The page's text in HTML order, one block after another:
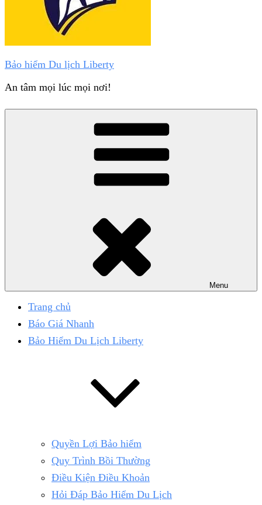
Bảo hiểm Du lịch Liberty
An tâm mọi lúc mọi nơi!
Menu
Trang chủ
Báo Giá Nhanh
Bảo Hiểm Du Lịch Liberty
Quyền Lợi Bảo hiểm
Quy Trình Bồi Thường
Điều Kiện Điều Khoản
Hỏi Đáp Bảo Hiểm Du Lịch